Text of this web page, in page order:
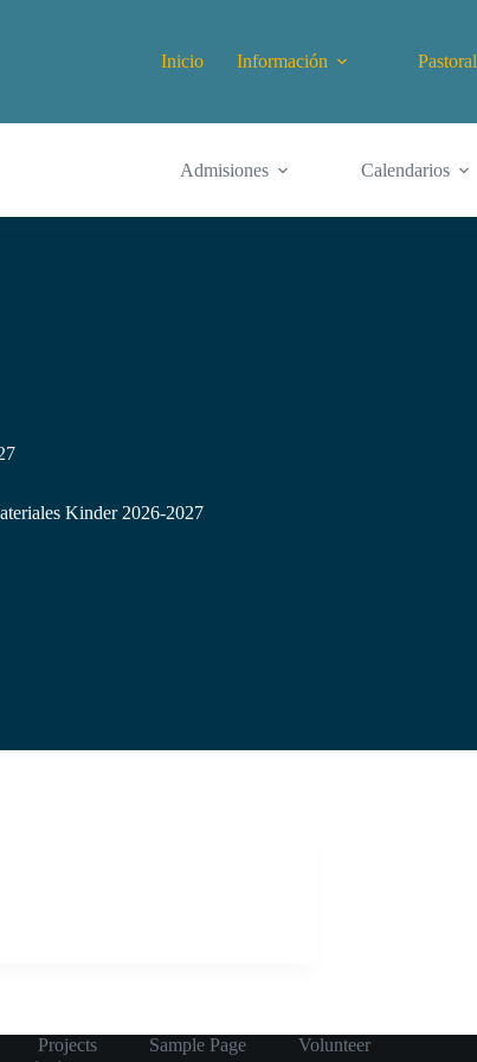
Inicio Información Pastoral
Admisiones Calendarios
Kinder 2026-2027
Projects Sample Page
Volunteer